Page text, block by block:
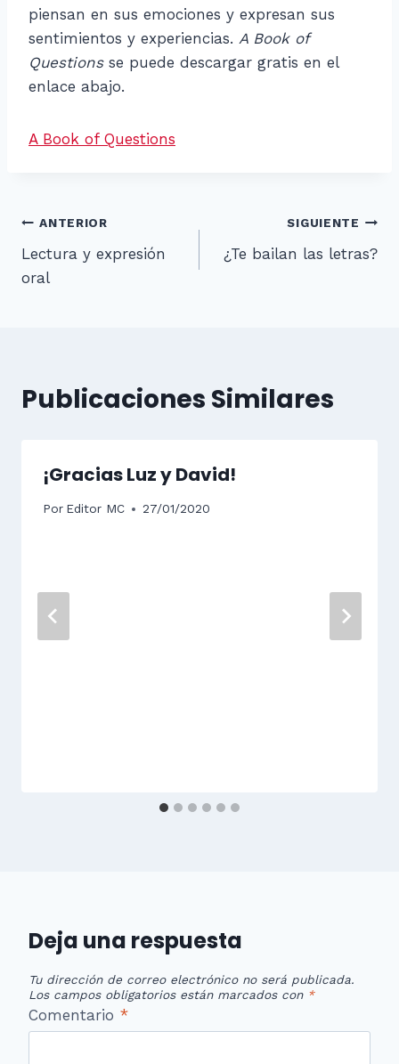
piensan en sus emociones y expresan sus
sentimientos y experiencias. A Book of
Questionsse puede descargar gratis en el
enlace abajo.
A Book of Questions
Navegación
de
ANTERIOR
Lectura y expresión
oral
SIGUIENTE
¿Te bailan las letras?
Publicaciones Similares
¡Gracias Luz y David!
Por Editor MC 27/01/2020
Deja una respuesta
Tu dirección de correo electrónico no será publicada.
Los campos obligatorios están marcados con *
Comentario *